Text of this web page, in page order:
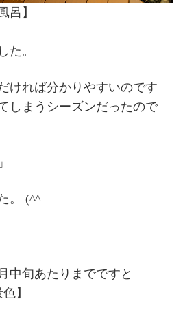
呂】
た。
ければ分かりやすいのです
しまうシーズンだったので
。 (^^ゞ
中旬あたりまでですと
】